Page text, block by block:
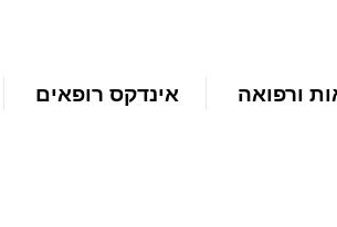
ורפואה אינדקס רופאים